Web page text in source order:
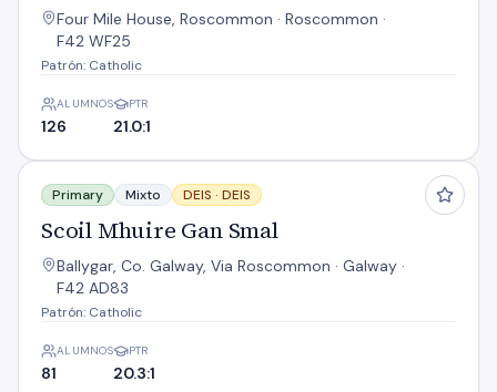
Four Mile House, Roscommon · Roscommon ·
F42 WF25
Patrón: Catholic
ALUMNOS
126
PTR
21.0:1
Scoil Mhuire Gan Smal
Primary Mixto DEIS · DEIS
Scoil Mhuire Gan Smal
Ballygar, Co. Galway, Via Roscommon · Galway ·
F42 AD83
Patrón: Catholic
ALUMNOS
81
PTR
20.3:1